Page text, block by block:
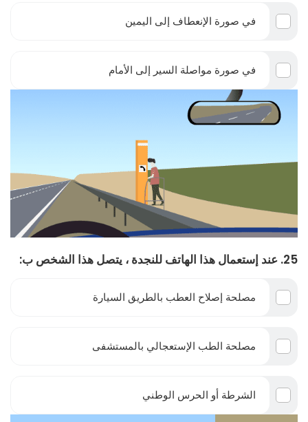
في صورة الإنعطاف إلى اليمين
في صورة مواصلة السير إلى الأمام
25. عند إستعمال هذا الهاتف للنجدة ، يتصل هذا الشخص ب:
مصلحة إصلاح العطب بالطريق السيارة
مصلحة الطب الإستعجالي بالمستشفى
الشرطة أو الحرس الوطني